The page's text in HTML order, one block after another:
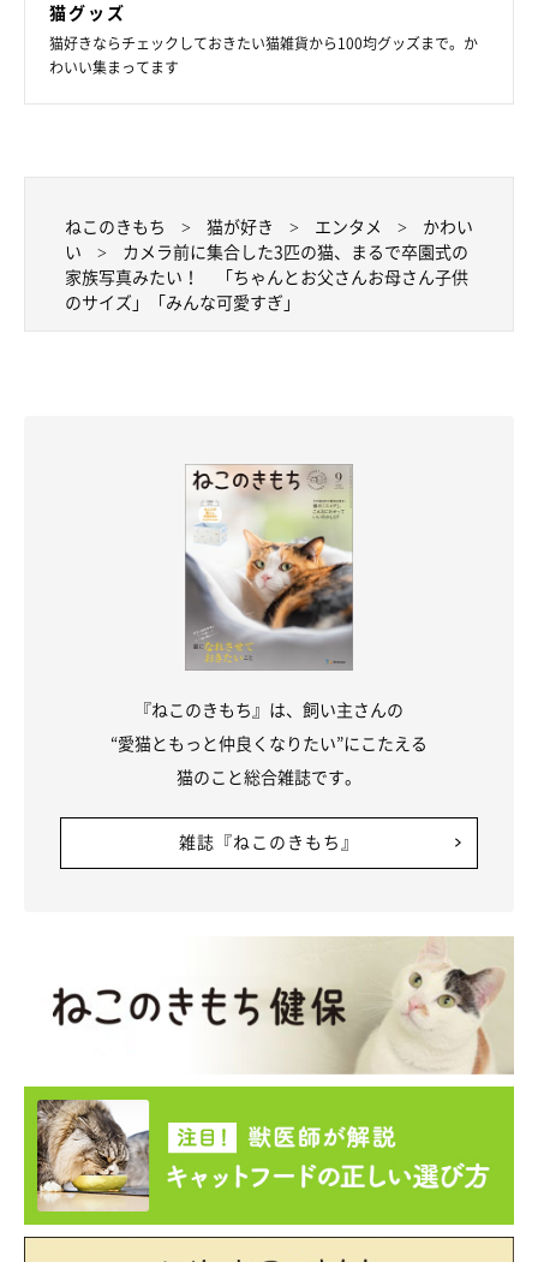
猫グッズ
猫好きならチェックしておきたい猫雑貨から100均グッズまで。か
わいい集まってます
ねこのきもち 猫が好き エンタメ
かわい
い
カメラ前に集合した3匹の猫、まるで卒園式の
家族写真みたい！ 「ちゃんとお父さんお母さん子供
のサイズ」「みんな可愛すぎ」
『ねこのきもち』は、飼い主さんの
“愛猫ともっと仲良くなりたい”にこたえる
猫のこと総合雑誌です。
雑誌『ねこのきもち』